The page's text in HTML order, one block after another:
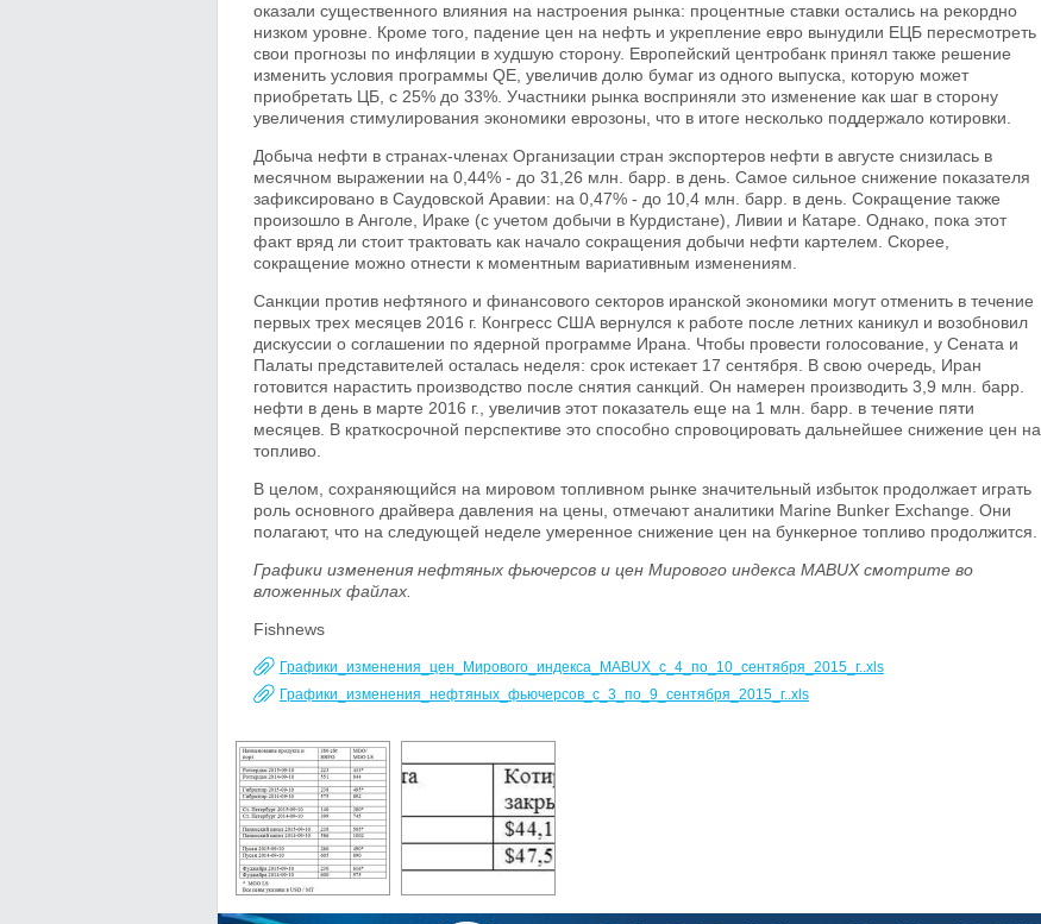
оказали существенного влияния на настроения рынка: процентные ставки остались на рекордно
низком уровне. Кроме того, падение цен на нефть и укрепление евро вынудили ЕЦБ пересмотреть
свои прогнозы по инфляции в худшую сторону. Европейский центробанк принял также решение
изменить условия программы QE, увеличив долю бумаг из одного выпуска, которую может
приобретать ЦБ, с 25% до 33%. Участники рынка восприняли это изменение как шаг в сторону
увеличения стимулирования экономики еврозоны, что в итоге несколько поддержало котировки.
Добыча нефти в странах-членах Организации стран экспортеров нефти в августе снизилась в
месячном выражении на 0,44% - до 31,26 млн. барр. в день. Самое сильное снижение показателя
зафиксировано в Саудовской Аравии: на 0,47% - до 10,4 млн. барр. в день. Сокращение также
произошло в Анголе, Ираке (с учетом добычи в Курдистане), Ливии и Катаре. Однако, пока этот
факт вряд ли стоит трактовать как начало сокращения добычи нефти картелем. Скорее,
сокращение можно отнести к моментным вариативным изменениям.
Санкции против нефтяного и финансового секторов иранской экономики могут отменить в течение
первых трех месяцев 2016 г. Конгресс США вернулся к работе после летних каникул и возобновил
дискуссии о соглашении по ядерной программе Ирана. Чтобы провести голосование, у Сената и
Палаты представителей осталась неделя: срок истекает 17 сентября. В свою очередь, Иран
готовится нарастить производство после снятия санкций. Он намерен производить 3,9 млн. барр.
нефти в день в марте 2016 г., увеличив этот показатель еще на 1 млн. барр. в течение пяти
месяцев. В краткосрочной перспективе это способно спровоцировать дальнейшее снижение цен на
топливо.
В целом, сохраняющийся на мировом топливном рынке значительный избыток продолжает играть
роль основного драйвера давления на цены, отмечают аналитики Marine Bunker Exchange. Они
полагают, что на следующей неделе умеренное снижение цен на бункерное топливо продолжится.
Графики изменения нефтяных фьючерсов и цен Мирового индекса MABUX смотрите во
вложенных файлах.
Fishnews
Графики_изменения_цен_Мирового_индекса_MABUX_с_4_по_10_сентября_2015_г..xls
Графики_изменения_нефтяных_фьючерсов_с_3_по_9_сентября_2015_г..xls